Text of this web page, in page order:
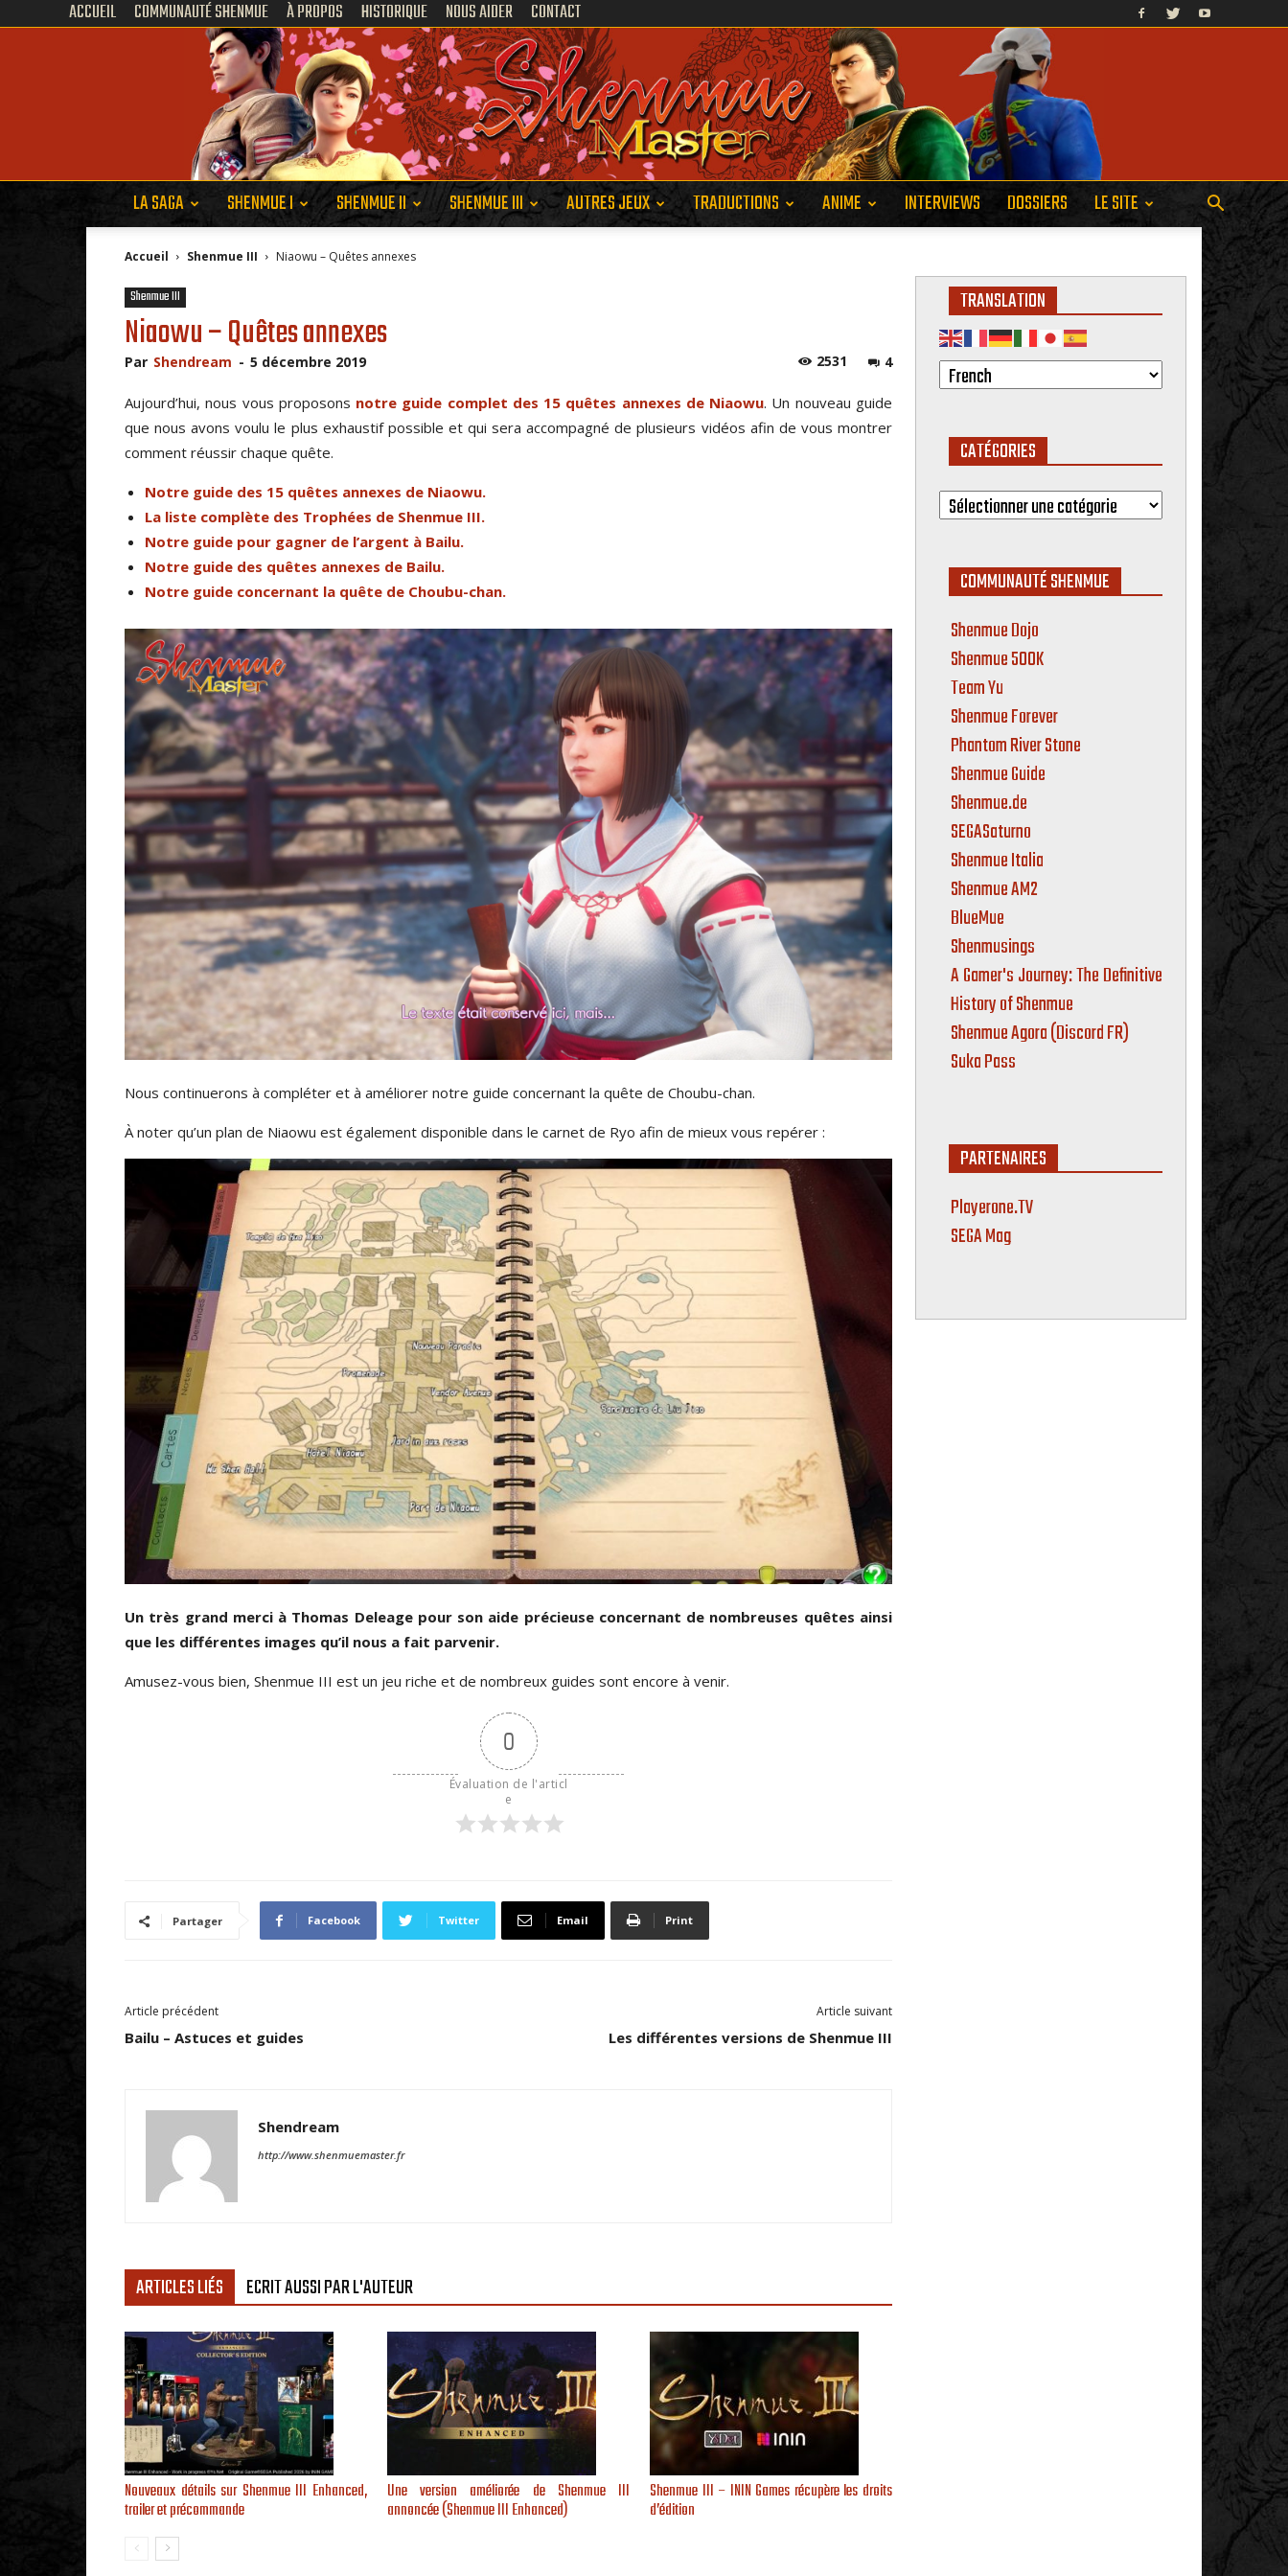
ACCUEIL COMMUNAUTÉ SHENMUE À PROPOS HISTORIQUE NOUS AIDER CONTACT
LA SAGA SHENMUE I SHENMUE II SHENMUE III AUTRES JEUX TRADUCTIONS ANIME INTERVIEWS DOSSIERS LE SITE
Accueil Shenmue III Niaowu – Quêtes annexes
Shenmue III
Niaowu – Quêtes annexes
Par Shendream - 5 décembre 2019 4
2531
Aujourd’hui, nous vous proposons notre guide complet des 15 quêtes annexes de Niaowu. Un nouveau guide
que nous avons voulu le plus exhaustif possible et qui sera accompagné de plusieurs vidéos afin de vous montrer
comment réussir chaque quête.
Notre guide des 15 quêtes annexes de Niaowu.
La liste complète des Trophées de Shenmue III.
Notre guide pour gagner de l’argent à Bailu.
Notre guide des quêtes annexes de Bailu.
Notre guide concernant la quête de Choubu-chan.
Nous continuerons à compléter et à améliorer notre guide concernant la quête de Choubu-chan.
À noter qu’un plan de Niaowu est également disponible dans le carnet de Ryo afin de mieux vous repérer :
Un très grand merci à Thomas Deleage pour son aide précieuse concernant de nombreuses quêtes ainsi
que les différentes images qu’il nous a fait parvenir.
Amusez-vous bien, Shenmue III est un jeu riche et de nombreux guides sont encore à venir.
0
Évaluation de l'articl
e
Partager Facebook Twitter Email Print
Article précédent
Bailu – Astuces et guides
Article suivant
Les différentes versions de Shenmue III
Shendream
http://www.shenmuemaster.fr
ARTICLES LIÉS ECRIT AUSSI PAR L'AUTEUR
Nouveaux détails sur Shenmue III Enhanced,
trailer et précommande
Une version améliorée de Shenmue III
annoncée (Shenmue III Enhanced)
Shenmue III – ININ Games récupère les droits
d’édition
TRANSLATION
CATÉGORIES
Catégories
COMMUNAUTÉ SHENMUE
Shenmue Dojo
Shenmue 500K
Team Yu
Shenmue Forever
Phantom River Stone
Shenmue Guide
Shenmue.de
SEGASaturno
Shenmue Italia
Shenmue AM2
BlueMue
Shenmusings
A Gamer's Journey: The Definitive
History of Shenmue
Shenmue Agora (Discord FR)
Suka Pass
PARTENAIRES
Playerone.TV
SEGA Mag